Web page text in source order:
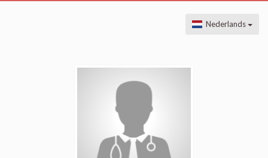
Nederlands